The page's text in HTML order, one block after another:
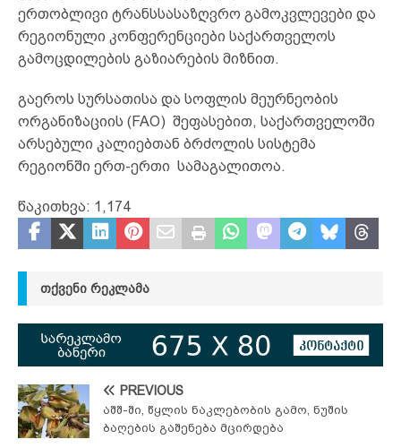
ერთობლივი ტრანსსასაზღვრო გამოკვლევები და
რეგიონული კონფერენციები საქართველოს
გამოცდილების გაზიარების მიზნით.
გაეროს სურსათისა და სოფლის მეურნეობის
ორგანიზაციის (FAO) შეფასებით, საქართველოში
არსებული კალიებთან ბრძოლის სისტემა
რეგიონში ერთ-ერთი სამაგალითოა.
წაკითხვა: 1,174
ᲗᲥᲕᲔᲜᲘ ᲠᲔᲙᲚᲐᲛᲐ
PREVIOUS
აშშ-ში, წყლის ნაკლებობის გამო, ნუშის
ბაღების გაშენება მცირდება